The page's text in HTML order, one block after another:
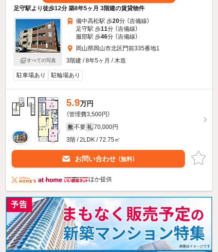
足守駅より徒歩12分 築8年5ヶ月 3階建の賃貸物件
すべての写真
備中高松駅 歩20分 （吉備線）
足守駅 歩11分 （吉備線）
服部駅 歩46分 （吉備線）
岡山県岡山市北区門前335番地1
3階建 / 8年5ヶ月 / 木造
駐車場あり 駐輪場あり
5.9万円
（管理費3,500円）
敷 不要 礼 70,000円
3階 / 2LDK / 72.75㎡
お問い合わせ （無料）
ほか提供